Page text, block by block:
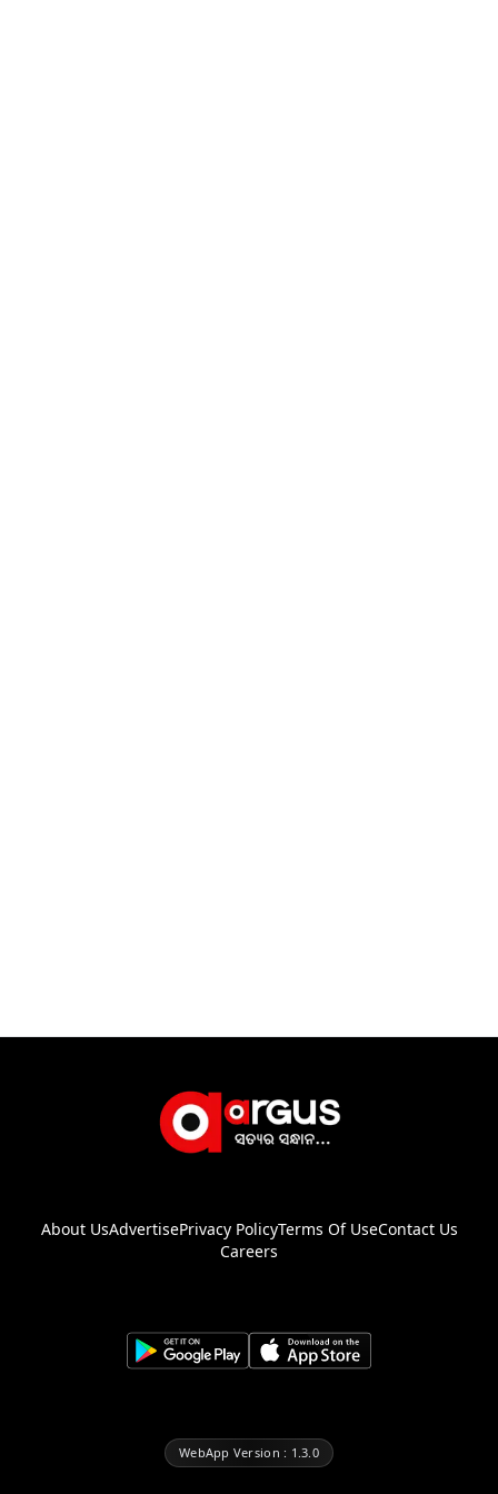
About UsAdvertisePrivacy PolicyTerms Of UseContact Us
Careers
WebApp Version : 1.3.0